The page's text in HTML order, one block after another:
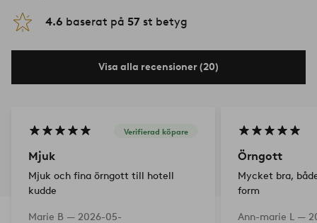
4.6 baserat på 57 st betyg
Visa alla recensioner (20)
Verifierad köpare
Mjuk
Mjuk och fina örngott till hotell
kudde
Marie B — 2026-05-
Örngott
Mycket bra,
form
Ann-marie L —